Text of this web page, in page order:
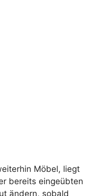
Möbel, liegt
bereits eingeübten
ändern, sobald